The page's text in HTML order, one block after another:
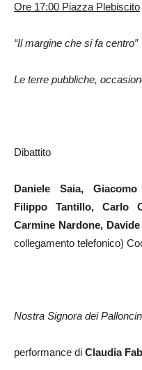
Ore 17:00 Piazza Plebiscito
“Il margine che si fa centro”
Le terre pubbliche,
Dibattito
Daniele Saia,
Filippo Tantillo, Carlo
Carmine Nardone,
collegamento telefonico)
Nostra Signora dei
performance di Claudia